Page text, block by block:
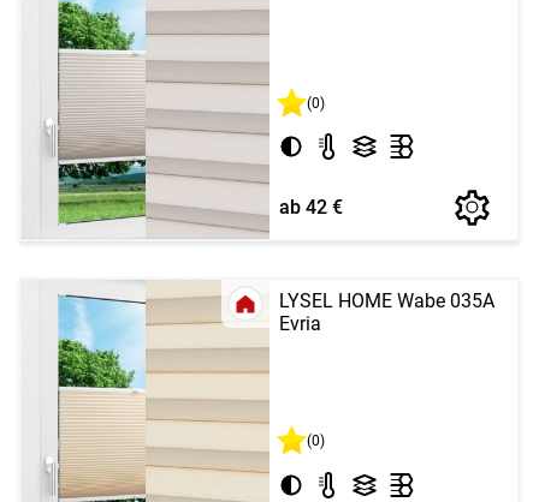
(0)
ab 42 €
LYSEL HOME Wabe 035A
Evria
(0)